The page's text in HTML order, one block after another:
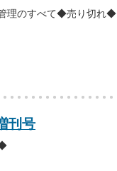
理のすべて◆売り切れ◆
刊号